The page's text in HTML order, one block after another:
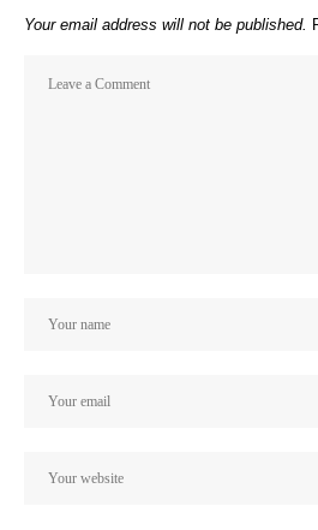
Your email address will not be published.